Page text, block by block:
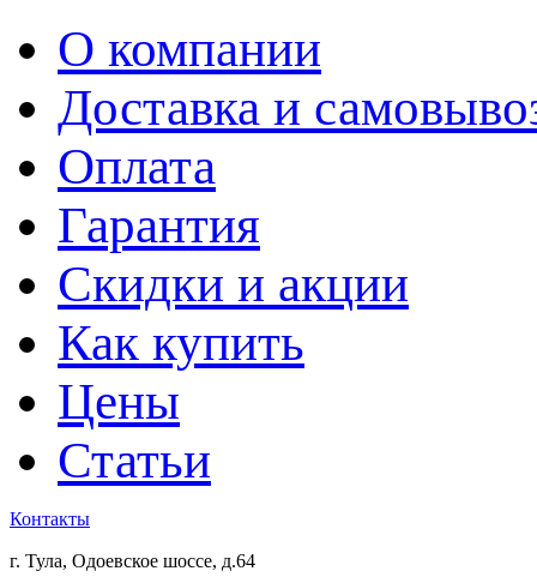
О компании
Доставка и
Оплата
Гарантия
Скидки и акции
Как купить
Цены
Статьи
Контакты
г. Тула, Одоевское шоссе, д.64